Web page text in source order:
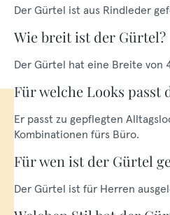
Der Gürtel ist aus Rindleder
Wie breit ist der Gürtel?
Der Gürtel hat eine Breite von
Für welche Looks passt
Er passt zu gepflegten
Kombinationen fürs Büro.
Für wen ist der Gürtel
Der Gürtel ist für Herren